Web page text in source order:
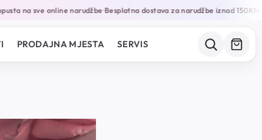
na sve online narudžbe•Besplatna dostava za narudžbe iznad 150KM•
PRODAJNA MJESTA SERVIS